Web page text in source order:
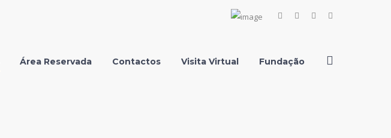
FacebookInstagramYoutube
Área Reservada Contactos Visita Virtual Fundação